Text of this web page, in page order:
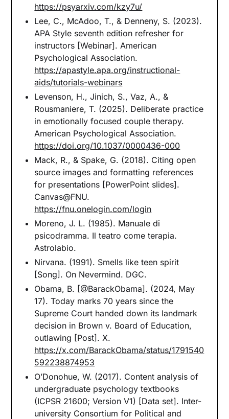
https://psyarxiv.com/kzy7u/
Lee, C., McAdoo, T., & Denneny, S. (2023).
APA Style seventh edition refresher for
instructors [Webinar]. American
Psychological Association.
https://apastyle.apa.org/instructional-
aids/tutorials-webinars
Levenson, H., Jinich, S., Vaz, A., &
Rousmaniere, T. (2025). Deliberate practice
in emotionally focused couple therapy.
American Psychological Association.
https://doi.org/10.1037/0000436-000
Mack, R., & Spake, G. (2018). Citing open
source images and formatting references
for presentations [PowerPoint slides].
Canvas@FNU.
https://fnu.onelogin.com/login
Moreno, J. L. (1985). Manuale di
psicodramma. Il teatro come terapia.
Astrolabio.
Nirvana. (1991). Smells like teen spirit
[Song]. On Nevermind. DGC.
Obama, B. [@BarackObama]. (2024, May
17). Today marks 70 years since the
Supreme Court handed down its landmark
decision in Brown v. Board of Education,
outlawing [Post]. X.
https://x.com/BarackObama/status/1791540
592238874953
O’Donohue, W. (2017). Content analysis of
undergraduate psychology textbooks
(ICPSR 21600; Version V1) [Data set]. Inter-
university Consortium for Political and